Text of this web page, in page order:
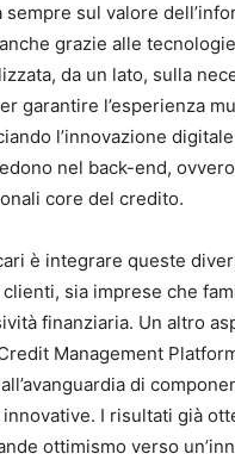
sempre sul valore
grazie alle
da un lato, sulla
garantire l’esperienza
l’innovazione
nel back-end,
core del credito.
è integrare queste
sia imprese che
finanziaria. Un altro
Management
di
I risultati già
ottimismo verso